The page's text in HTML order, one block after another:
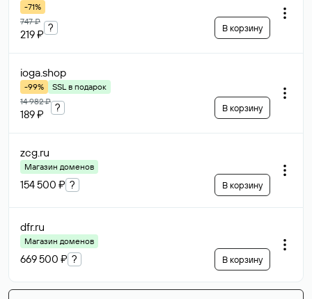
-71%
747 ₽
219 ₽
? В корзину
ioga.shop
-99%
SSL в подарок
14 982 ₽
189 ₽
? В корзину
zcg.ru
Магазин доменов
154 500 ₽ ? В корзину
dfr.ru
Магазин доменов
669 500 ₽ ? В корзину